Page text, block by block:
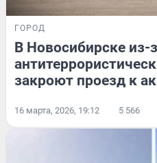
ГОРОД
В Новосибирске из-
закроют проезд к
16 марта, 2026, 19:12 5 566